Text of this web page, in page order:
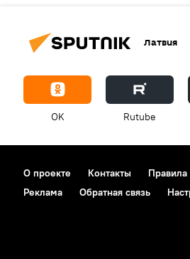
Латвия
OK Rutube
О проекте Контакты Правила
Реклама
Обратная связь